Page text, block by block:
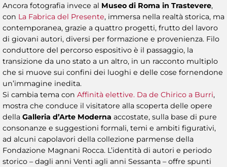
Ancora fotografia invece al Museo di Roma in Trastevere,
con La Fabrica del Presente, immersa nella realtà storica, ma
contemporanea, grazie a quattro progetti, frutto del lavoro
di giovani autori, diversi per formazione e provenienza. Filo
conduttore del percorso espositivo è il passaggio, la
transizione da uno stato a un altro, in un racconto multiplo
che si muove sui confini dei luoghi e delle cose fornendone
un’immagine inedita.
Si cambia tema con Affinità elettive. Da de Chirico a Burri,
mostra che conduce il visitatore alla scoperta delle opere
della Galleria d’Arte Moderna accostate, sulla base di pure
consonanze e suggestioni formali, temi e ambiti figurativi,
ad alcuni capolavori della collezione parmense della
Fondazione Magnani Rocca. L’identità di autori e periodo
storico – dagli anni Venti agli anni Sessanta – offre spunti